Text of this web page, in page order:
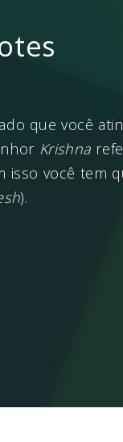
que você
Krishna
isso você tem
).